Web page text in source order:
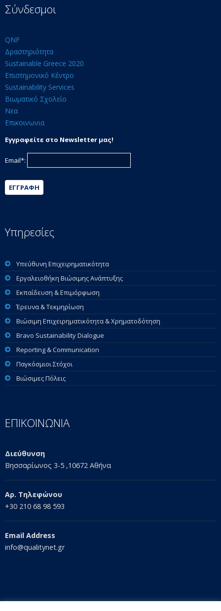
Σύνδεσμοι
QNF
Δραστηριότητα
Sustainable Greece 2020
Επιστημονικό Κέντρο
Sustainability Services
Βιωματικό Σχολείο
Νεα
Επικοινωνια
Εγγραφείτε στο Newsletter μας!
Email*:
ΕΓΓΡΑΦΉ
Υπηρεσίες
Υπεύθυνη Επιχειρηματικότητα
Εργαλειοθήκη Βιώσιμης Ανάπτυξης
Εκπαίδευση & Επιμόρφωση
Έρευνα & Τεκμηρίωση
Βιώσιμη Επιχειρηματικότητα & Χρηματοδότηση
Bravo Sustainability Dialogue
Reporting & Communication
Παγκόσμιοι Στόχοι
Βιώσιμες Πόλεις
ΕΠΙΚΟΙΝΩΝΙΑ
Διεύθυνση
Βησσαρίωνος 3-5 ,10672 Αθήνα
Αρ. Τηλεφώνου
+30 210 68 98 593
Email Address
info@qualitynet.gr